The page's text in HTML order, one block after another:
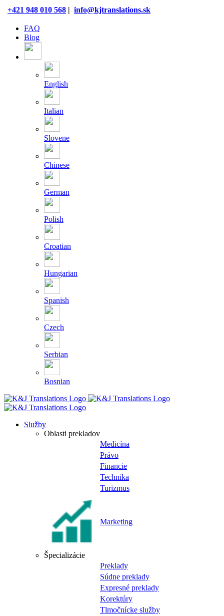
Skip
content
+421 948 010 568 | info@kjtranslations.sk
FAQ
Blog
English
Italian
Slovene
Chinese
German
Polish
Croatian
Hungarian
Spanish
Czech
Serbian
Bosnian
Služby
Oblasti prekladov
Medicína
Právo
Financie
Technika
Turizmus
Marketing
Špecializácie
Preklady
Súdne preklady
Expresné preklady
Korektúry
Tlmočnícke služby